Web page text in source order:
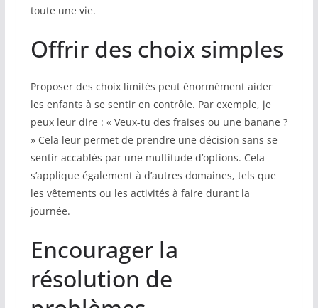
toute une vie.
Offrir des choix simples
Proposer des choix limités peut énormément aider
les enfants à se sentir en contrôle. Par exemple, je
peux leur dire : « Veux-tu des fraises ou une banane ?
» Cela leur permet de prendre une décision sans se
sentir accablés par une multitude d’options. Cela
s’applique également à d’autres domaines, tels que
les vêtements ou les activités à faire durant la
journée.
Encourager la
résolution de